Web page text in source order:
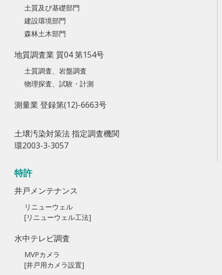
土質及び基礎部門
建設環境部門
森林土木部門
地質調査業 質04 第154号
土質調査、岩盤調査
物理探査、試験・計測
測量業 登録第(12)-6663号
土壌汚染対策法 指定調査機関
環2003-3-3057
特許
井戸メンテナンス
リニューウェル
[リニューウェル工法]
水中テレビ調査
MVPカメラ
[井戸用カメラ設置]